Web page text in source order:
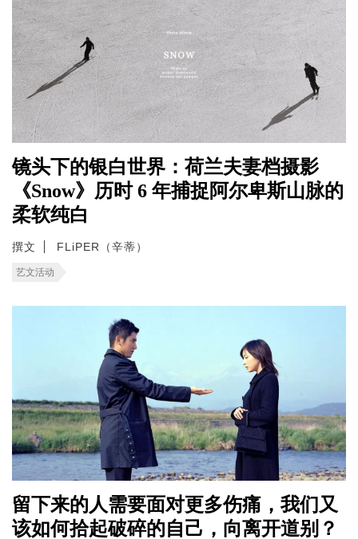
镜头下的银白世界：荷兰夫妻档摄影
《Snow》历时 6 年捕捉阿尔卑斯山脉的
柔软纯白
撰文 FLiPER（辛蒂）
艺文活动
留下来的人需要面对更多伤痛，我们又
该如何拾起破碎的自己，向离开道别？